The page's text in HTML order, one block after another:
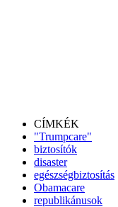
CÍMKÉK
"Trumpcare"
biztosítók
disaster
egészségbiztosítás
Obamacare
republikánusok